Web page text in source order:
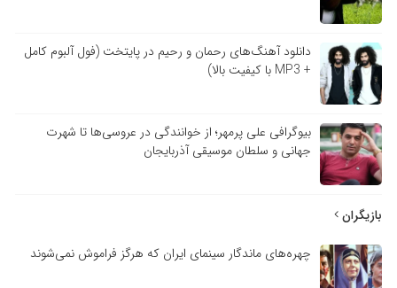
دانلود آهنگ‌های رحمان و رحیم در پایتخت (فول آلبوم کامل
+ MP3 با کیفیت بالا)
بیوگرافی علی پرمهر؛ از خوانندگی در عروسی‌ها تا شهرت
جهانی و سلطان موسیقی آذربایجان
چهره‌های ماندگار سینمای ایران که هرگز فراموش نمی‌شوند